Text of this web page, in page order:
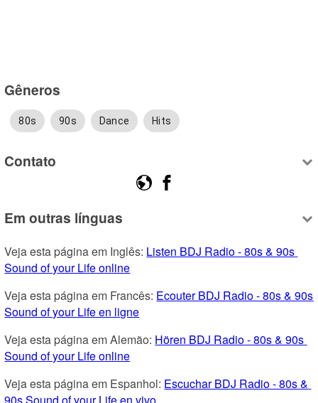
Gêneros
80s 90s Dance Hits
Contato
Em outras línguas
Veja esta página em Inglês: Listen BDJ Radio - 80s & 90s
Sound of your Life online
Veja esta página em Francês: Ecouter BDJ Radio - 80s & 90s
Sound of your Life en ligne
Veja esta página em Alemão: Hören BDJ Radio - 80s & 90s
Sound of your Life online
Veja esta página em Espanhol: Escuchar BDJ Radio - 80s &
90s Sound of your Life en vivo